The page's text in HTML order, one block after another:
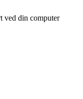
ved din computer